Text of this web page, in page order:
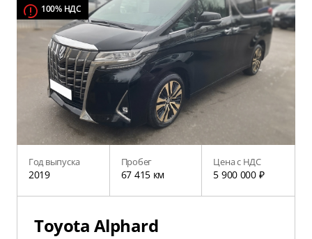
100% НДС
Год выпуска
2019
Пробег
67 415 км
Цена с НДС
5 900 000 ₽
Toyota Alphard